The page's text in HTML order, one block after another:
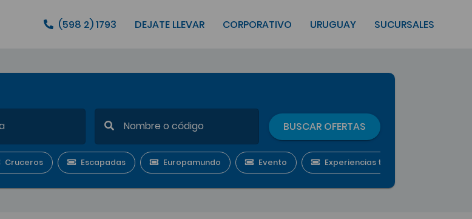
(598 2) 1793 DEJATE LLEVAR CORPORATIVO URUGUAY SUCURSALES
BUSCAR OFERTAS
Cruceros Escapadas Europamundo Evento Experiencias temáticas grupales